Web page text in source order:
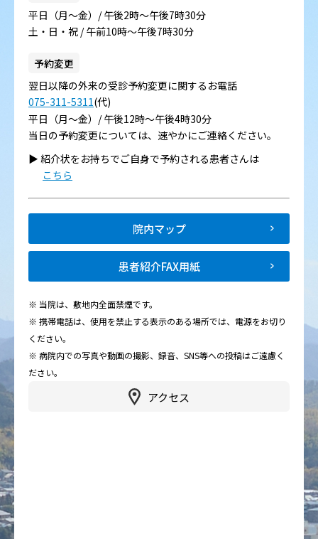
アクセス
平日（月～金）/ 午後2時～午後7時30分
土・日・祝 / 午前10時～午後7時30分
予約変更
翌日以降の外来の受診予約変更に関するお電話
075-311-5311(代)
平日（月～金）/ 午後12時～午後4時30分
当日の予約変更については、速やかにご連絡ください。
▶︎ 紹介状をお持ちでご自身で予約される患者さんは
こちら
院内マップ
患者紹介FAX用紙
※ 当院は、敷地内全面禁煙です。
※ 携帯電話は、使用を禁止する表示のある場所では、電源をお切り
ください。
※ 病院内での写真や動画の撮影、録音、SNS等への投稿はご遠慮く
ださい。